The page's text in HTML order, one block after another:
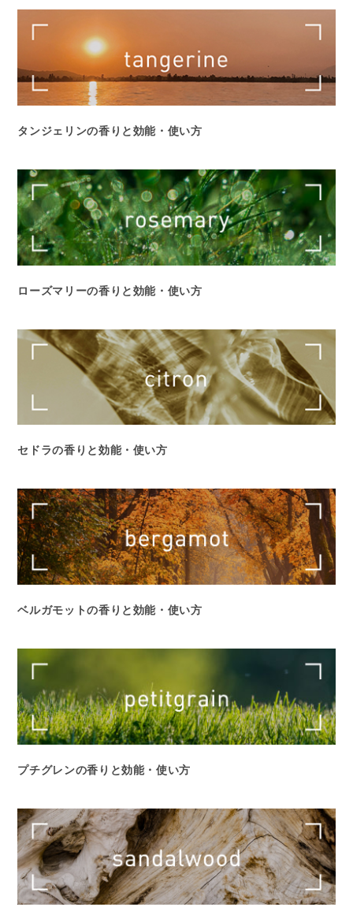
タンジェリンの香りと効能・使い方
ローズマリーの香りと効能・使い方
セドラの香りと効能・使い方
ベルガモットの香りと効能・使い方
プチグレンの香りと効能・使い方